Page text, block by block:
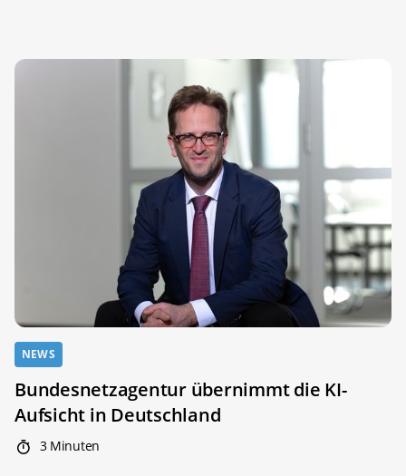
NEWS
Bundesnetzagentur übernimmt die KI-
Aufsicht in Deutschland
3 Minuten